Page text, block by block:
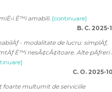
È™i amabili. [continuare]
B. C. 2025-
- modalitate de lucru: simplÄƒ,
È™i nesÃ¢cÃ¢itoare. Alte pÄƒreri
C. O. 2025-
foarte multumit de serviciile